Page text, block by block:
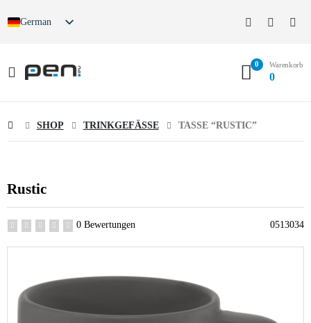
German
0 Warenkorb
0
SHOP TRINKGEFÄSSE TASSE “RUSTIC”
Rustic
0 Bewertungen 0513034